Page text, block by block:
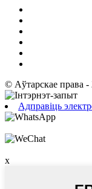
© Аўтарскае права
Адправіць
x